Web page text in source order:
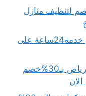
بالمزاحمية بـ 33% خصم لتنظيف منازل
كشف تسربات المياه جنوب الرياض خدمة24ساعة على
شركة كشف تسربات المياه غرب الرياض بـ30%خصم